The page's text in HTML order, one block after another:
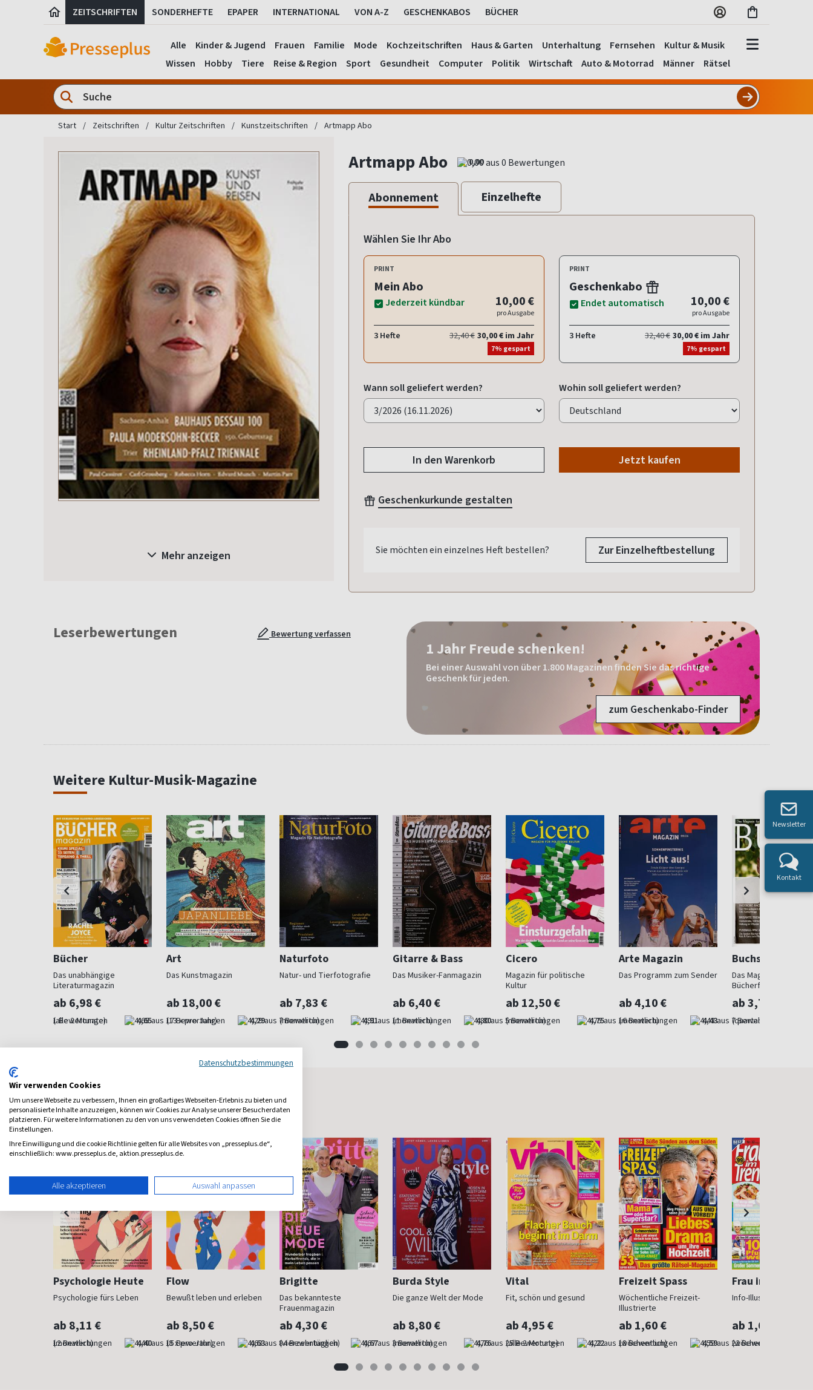
ZEITSCHRIFTEN SONDERHEFTE EPAPER INTERNATIONAL VON A-Z GESCHENKABOS BÜCHER
Alle Kinder & Jugend Frauen Familie Mode Kochzeitschriften Haus & Garten Unterhaltung Fernsehen
Kultur & Musik
Wissen
Hobby Tiere Reise & Region Sport Gesundheit Computer Politik Wirtschaft Auto & Motorrad Männer Rätsel
Start Zeitschriften Kultur Zeitschriften Kunstzeitschriften Artmapp Abo
Mehr anzeigen
Artmapp Abo 0,00
Abonnement Einzelhefte
Wählen Sie Ihr Abo
PRINT
Mein Abo
Jederzeit kündbar 10,00 €
pro Ausgabe
3 Hefte 32,40 € 30,00 € im Jahr
7% gespart
PRINT
Geschenkabo
Endet automatisch 10,00 €
pro Ausgabe
3 Hefte 32,40 € 30,00 € im Jahr
7% gespart
Wann soll geliefert werden? Wohin soll geliefert werden?
In den Warenkorb Jetzt kaufen
Geschenkurkunde gestalten
Sie möchten ein einzelnes Heft bestellen? Zur Einzelheftbestellung
Leserbewertungen Bewertung verfassen
1 Jahr Freude schenken!
Bei einer Auswahl von über 1.800 Magazinen finden Sie das richtige
Geschenk für jeden.
zum Geschenkabo-Finder
Weitere Kultur-Musik-Magazine
Bücher
Das unabhängige
Literaturmagazin
ab 6,98 €
(alle 2 Monate) 4,65
Art
Das Kunstmagazin
ab 18,00 €
(13 x pro Jahr) 4,29
Naturfoto
Natur- und Tierfotografie
ab 7,83 €
(monatlich) 4,91
Gitarre & Bass
Das Musiker-Fanmagazin
ab 6,40 €
(monatlich) 4,80
Cicero
Magazin für politische
Kultur
ab 12,50 €
(monatlich) 4,75
Arte Magazin
Das Programm zum Sender
ab 4,10 €
(monatlich) 4,43
Buchszene
Das Magazin für
Bücherfreunde
ab 3,73 €
(quartalsweise)
Frauenzeitschriften
Psychologie Heute
Psychologie fürs Leben
ab 8,11 €
(monatlich) 4,40
Flow
Bewußt leben und erleben
ab 8,50 €
(8 x pro Jahr) 4,63
Brigitte
Das bekannteste
Frauenmagazin
ab 4,30 €
(vierzehntäglich) 4,67
Burda Style
Die ganze Welt der Mode
ab 8,80 €
(monatlich) 4,76
Vital
Fit, schön und gesund
ab 4,95 €
(alle 2 Monate) 4,22
Freizeit Spass
Wöchentliche Freizeit-
Illustrierte
ab 1,60 €
(wöchentlich) 4,59
Frau im Trend
Info-Illustrierte für
ab 1,60 €
(wöchentlich)
Newsletter
Kontakt
Datenschutzbestimmungen
Wir verwenden Cookies
Um unsere Webseite zu verbessern, Ihnen ein großartiges Webseiten-Erlebnis zu bieten und
personalisierte Inhalte anzuzeigen, können wir Cookies zur Analyse unserer Besucherdaten
platzieren. Für weitere Informationen zu den von uns verwendeten Cookies öffnen Sie die
Einstellungen.
Ihre Einwilligung und die cookie Richtlinie gelten für alle Websites von „presseplus.de“,
einschließlich: www.presseplus.de, aktion.presseplus.de.
Alle akzeptieren Auswahl anpassen